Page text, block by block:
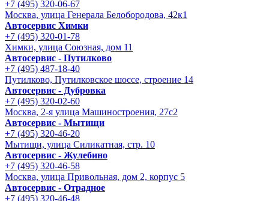
+7 (495) 320-06-67
Москва, улица Генерала Белобородова, 42к1
Автосервис Химки
+7 (495) 320-01-78
Химки, улица Союзная, дом 11
Автосервис - Путилково
+7 (495) 487-18-40
Путилково, Путилковское шоссе, строение 14
Автосервис - Дубровка
+7 (495) 320-02-60
Москва, 2-я улица Машиностроения, 27с2
Автосервис - Мытищи
+7 (495) 320-46-20
Мытищи, улица Силикатная, стр. 10
Автосервис - Жулебино
+7 (495) 320-46-58
Москва, улица Привольная, дом 2, корпус 5
Автосервис - Отрадное
+7 (495) 320-46-48